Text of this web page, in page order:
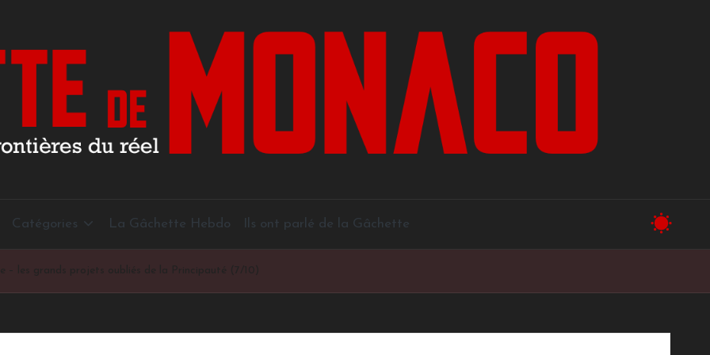
Catégories La Gâchette Hebdo Ils ont parlé de la Gâchette
– les grands projets oubliés de la Principauté (7/10)